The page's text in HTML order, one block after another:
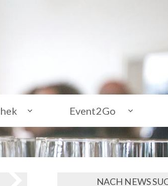
Event2Go
NACH NEWS